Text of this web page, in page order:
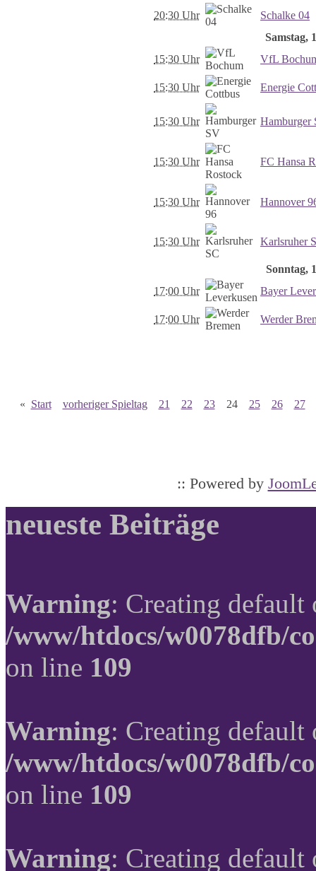
20:30 Uhr
Schalke 04
Samstag,
15:30 Uhr
VfL
15:30 Uhr Energie
15:30 Uhr Hamburger
15:30 Uhr FC Hansa
15:30 Uhr Hannover
15:30 Uhr Karlsruher
Sonntag,
17:00 Uhr
Bayer
17:00 Uhr Werder
« Start vorheriger Spieltag 21 22 2324 25 26 27
:: Powered by
neueste Beiträge
Warning: Creating
/www/htdocs/w0078dfb/
on line 109
Warning: Creating
/www/htdocs/w0078dfb/
on line 109
Warning: Creating